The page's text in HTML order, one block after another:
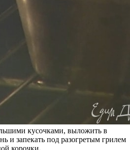
кусочками, выложить в
и запекать под разогретым грилем
корочки.